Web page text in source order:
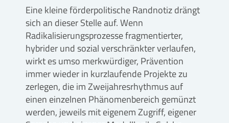
Eine kleine förderpolitische Randnotiz drängt
sich an dieser Stelle auf. Wenn
Radikalisierungsprozesse fragmentierter,
hybrider und sozial verschränkter verlaufen,
wirkt es umso merkwürdiger, Prävention
immer wieder in kurzlaufende Projekte zu
zerlegen, die im Zweijahresrhythmus auf
einen einzelnen Phänomenbereich gemünzt
werden, jeweils mit eigenem Zugriff, eigener